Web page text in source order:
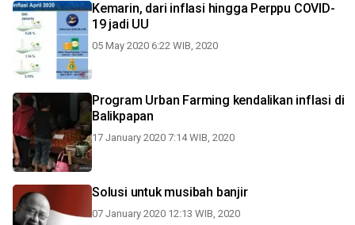
Kemarin, dari inflasi hingga Perppu COVID-
19 jadi UU
05 May 2020 6:22 WIB, 2020
Program Urban Farming kendalikan inflasi di
Balikpapan
17 January 2020 7:14 WIB, 2020
Solusi untuk musibah banjir
07 January 2020 12:13 WIB, 2020